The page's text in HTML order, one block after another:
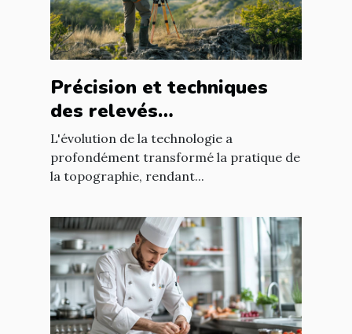
Précision et techniques
des relevés
topographiques modernes
L'évolution de la technologie a
profondément transformé la pratique de
la topographie, rendant...